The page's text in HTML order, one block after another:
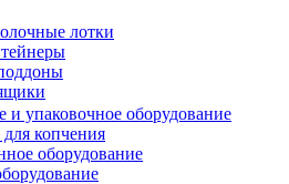
лотки
и упаковочное оборудование
копчения
оборудование